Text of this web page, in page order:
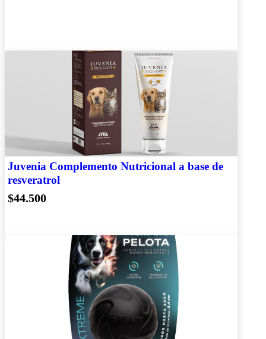
Juvenia Complemento Nutricional a base de
resveratrol
$44.500